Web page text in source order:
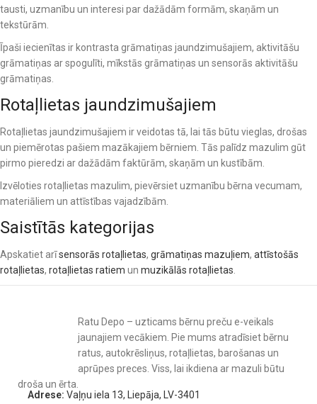
tausti, uzmanību un interesi par dažādām formām, skaņām un
tekstūrām.
Īpaši iecienītas ir kontrasta grāmatiņas jaundzimušajiem, aktivitāšu
grāmatiņas ar spogulīti, mīkstās grāmatiņas un sensorās aktivitāšu
grāmatiņas.
Rotaļlietas jaundzimušajiem
Rotaļlietas jaundzimušajiem ir veidotas tā, lai tās būtu vieglas, drošas
un piemērotas pašiem mazākajiem bērniem. Tās palīdz mazulim gūt
pirmo pieredzi ar dažādām faktūrām, skaņām un kustībām.
Izvēloties rotaļlietas mazulim, pievērsiet uzmanību bērna vecumam,
materiāliem un attīstības vajadzībām.
Saistītās kategorijas
Apskatiet arīsensorās rotaļlietas, grāmatiņas mazuļiem, attīstošās
rotaļlietas, rotaļlietas ratiem un muzikālās rotaļlietas
Ratu Depo – uzticams bērnu preču e-veikals
jaunajiem vecākiem. Pie mums atradīsiet bērnu
ratus, autokrēsliņus, rotaļlietas, barošanas un
aprūpes preces. Viss, lai ikdiena ar mazuli būtu
droša un ērta.
Adrese: Vaļņu iela 13, Liepāja, LV-3401